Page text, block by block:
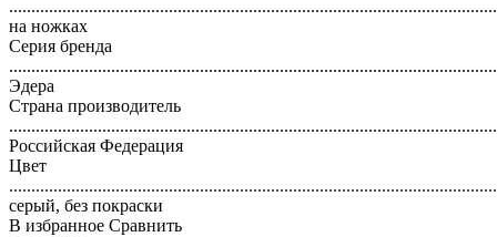
на ножках
Серия бренда
Эдера
Страна производитель
Российская Федерация
Цвет
серый, без покраски
В избранное Сравнить